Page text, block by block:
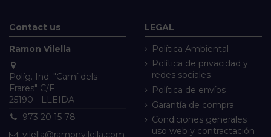
Contact us
Ramon Vilella
Políg. Ind. "Camí dels
Frares" C/F
25190 - LLEIDA
973 20 15 78
vilella@ramonvilella.com
LEGAL
Política Ambiental
Política de privacidad y
redes sociales
Política de envíos
Garantía de compra
Condiciones generales
uso web y contractación